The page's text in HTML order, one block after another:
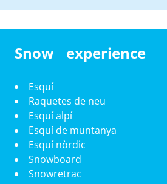
Snow experience
Esquí
Raquetes de neu
Esquí alpí
Esquí de muntanya
Esquí nòrdic
Snowboard
Snowretrac